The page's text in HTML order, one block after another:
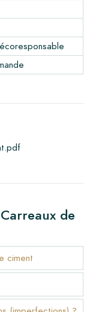
de
ciment